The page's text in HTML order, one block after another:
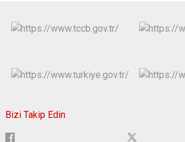
Bizi Takip Edin